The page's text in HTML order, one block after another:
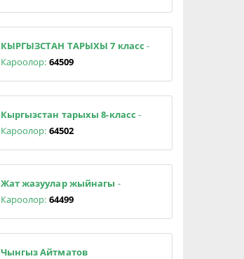
КЫРГЫЗСТАН ТАРЫХЫ 7 класс -
Кароолор: 64509
Кыргызстан тарыхы 8-класс -
Кароолор: 64502
Жат жазуулар жыйнагы -
Кароолор: 64499
Чынгыз Айтматов